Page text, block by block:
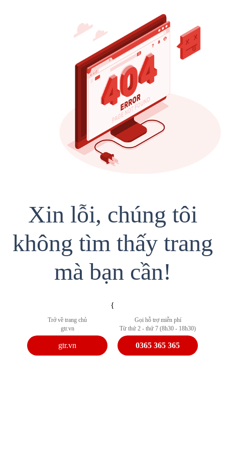
Xin lỗi, chúng tôi
không tìm thấy trang
mà bạn cần!
{
Trở về trang chủ
gtr.vn
gtr.vn
Gọi hỗ trợ miễn phí
Từ thứ 2 - thứ 7 (8h30 - 18h30)
0365 365 365